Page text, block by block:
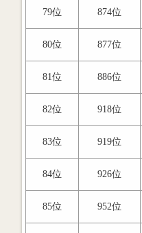
79位 874位
80位 877位
81位 886位
82位 918位
83位 919位
84位 926位
85位 952位